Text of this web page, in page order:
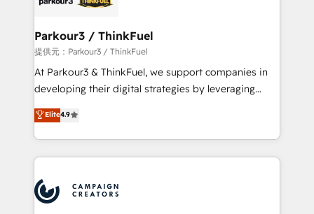
companies scale faster and smarter. 🔹 BOOMS:
Demand generation for all your buyers With BOOMS,
you invest in 100% of your buyers, accelerating your
growth and positioning yourself as an undisputed
transformation process A methodology designed to
implement HubSpot effectively and optimize your
record of business transformation, our growth-first
approach has helped brands dominate their
Parkour3 / ThinkFuel
提供元：Parkour3 / ThinkFuel
At Parkour3 & ThinkFuel, we support companies in
developing their digital strategies by leveraging
technologies and automating their marketing and
sales processes to generate growth. Our offer spans
from Strategy to Operations. We specialize in CRM
onboarding and implementation, web design, sales
extensive experience working with tech companies
and manufacturers since 2002, we are committed to
Elite4.9